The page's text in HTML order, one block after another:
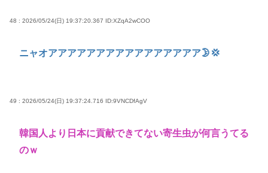
48 : 2026/05/24(日) 19:37:20.367 ID:XZqA2wCOO
ニャオアアアアアアアアアアアアアアアア🌛💢
49 : 2026/05/24(日) 19:37:24.716 ID:9VNCDfAgV
韓国人より日本に貢献できてない寄生虫が何言うてる
のｗ